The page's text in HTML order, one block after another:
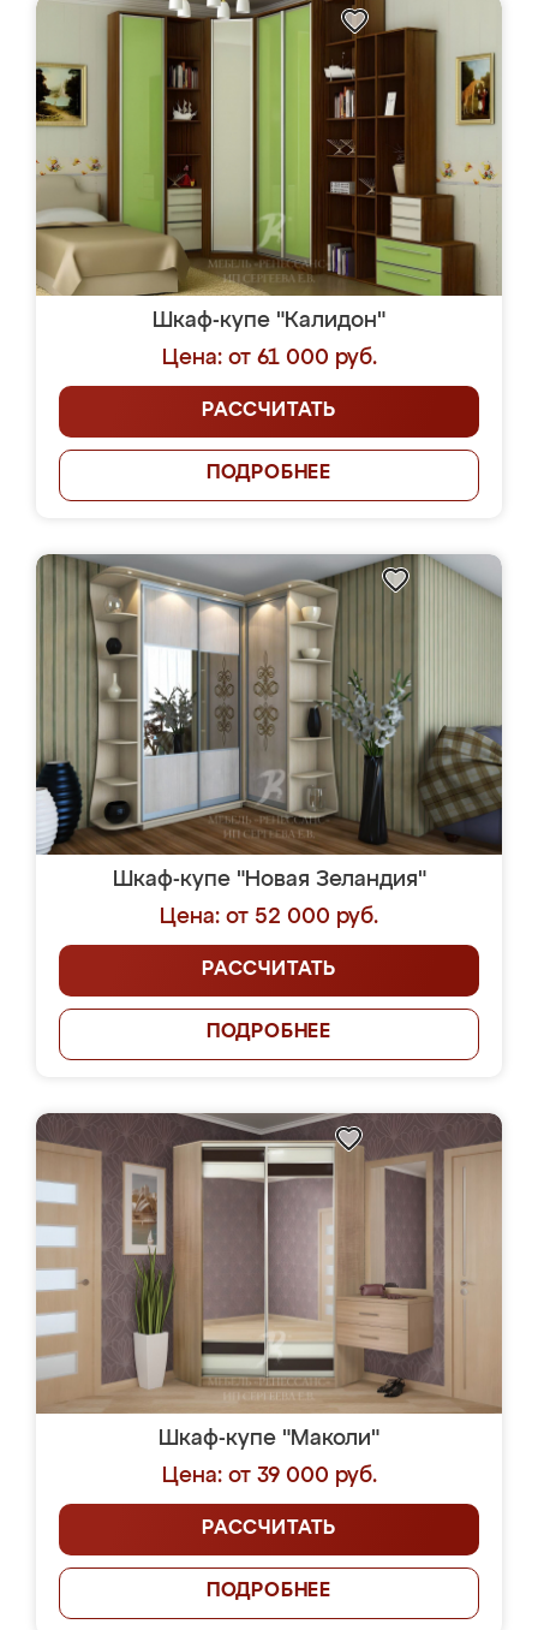
Шкаф-купе "Калидон"
Цена: от 61 000 руб.
РАССЧИТАТЬ
ПОДРОБНЕЕ
Шкаф-купе "Новая Зеландия"
Цена: от 52 000 руб.
РАССЧИТАТЬ
ПОДРОБНЕЕ
Шкаф-купе "Маколи"
Цена: от 39 000 руб.
РАССЧИТАТЬ
ПОДРОБНЕЕ